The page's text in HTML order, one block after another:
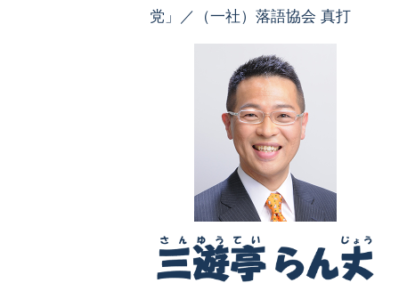
党」／（一社）落語協会 真打